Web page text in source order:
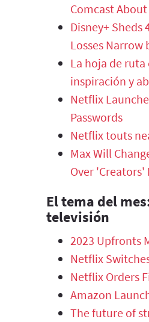
Comcast
Disney+
Losses Narrow
La hoja de
inspiración y
Netflix
Passwords
Netflix touts
Max Will
Over 'Creators'
El tema del
televisión
2023 Upfronts
Netflix
Netflix Orders
Amazon
The future of